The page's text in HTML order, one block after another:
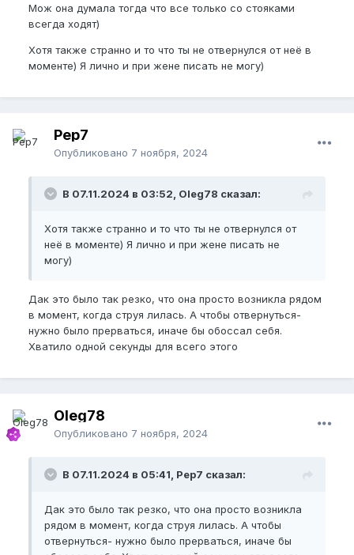
я понял, что здесь супер дружелюбные ребята,
которые объединены одной темой - сексуальное
здоровье.
(отступил немного, выразив свое почтение и
одного события в жизни, которое взрастило во
размер.
друзьями играли в футбол, а рядом с нами всегда
бегали девочки. Одной из них я очень нравился, и
вот они постоянно крутились у футбольной
что я писаю, резко побежала в мою сторону и
встала передо мной, ну чтобы глянуть размер😀и
что вы думаете она сказала?
Я не знаю, как у вас, но вот в момент игры и
дак вот, она как заорет на всю коробку: «ахахаха,
В тот момент, я захотел умереть прям там
член.
сейчас ,конечно, это воспоминание не такое
болезненное ( с учетом того, что я постоянно
Мож она думала тогда что все только со стояками
всегда ходят)
Хотя также странно и то что ты не отвернулся от неё в
моменте) Я лично и при жене писать не могу)
Pep7
Опубликовано 7 ноября, 2024
В 07.11.2024 в 03:52, Oleg78 сказал:
Хотя также странно и то что ты не отвернулся от
неё в моменте) Я лично и при жене писать не
могу)
Дак это было так резко, что она просто возникла рядом
в момент, когда струя лилась. А чтобы отвернуться-
нужно было прерваться, иначе бы обоссал себя.
Хватило одной секунды для всего этого
Oleg78
Опубликовано 7 ноября, 2024
В 07.11.2024 в 05:41, Pep7 сказал:
Дак это было так резко, что она просто возникла
рядом в момент, когда струя лилась. А чтобы
отвернуться- нужно было прерваться, иначе бы